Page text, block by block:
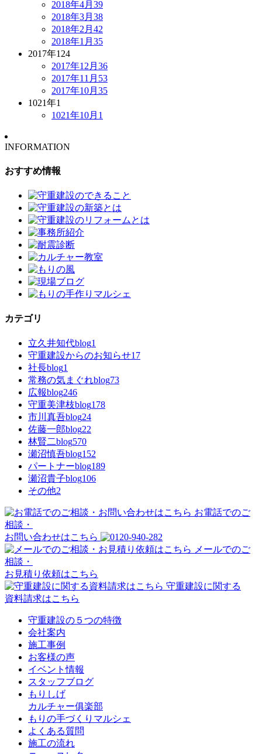
2018年4月 39
2018年3月 38
2018年2月 42
2018年1月 35
2017年124
2017年12月 36
2017年11月 53
2017年10月 35
1021年1
1021年10月 1
INFORMATION
おすすめ情報
カテゴリ
立久井知代blog1
守重建設からのお知らせ17
社長blog1
常務の気まぐれblog73
広報blog246
守重美津枝blog178
市川真吾blog24
佐藤一郎blog22
林賢二blog570
瀬沼慎吾blog152
パートナーblog189
瀬沼貴子blog106
その他2
お電話でのご
相談・
お問い合わせはこちら
メールでのご
相談・
お見積り依頼はこちら
守重建設に関する
資料請求はこちら
守重建設の５つの特徴
会社案内
施工事例
お客様の声
イベント情報
スタッフブログ
もりしげ
カルチャー俱楽部
もりの手づくりマルシェ
よくある質問
施工の流れ